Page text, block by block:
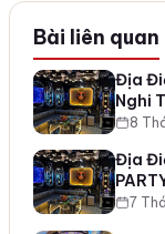
Bài liên quan
Địa
Nghi
8
Địa
7